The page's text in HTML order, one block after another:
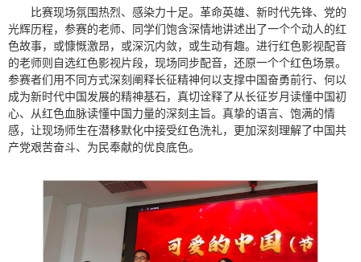
比赛现场氛围热烈、感染力十足。革命英雄、新时代先锋、党的
光辉历程，参赛的老师、同学们饱含深情地讲述出了一个个动人的红
色故事，或慷慨激昂，或深沉内敛，或生动有趣。进行红色影视配音
的老师则自选红色影视片段，现场同步配音，还原一个个红色场景。
参赛者们用不同方式深刻阐释长征精神何以支撑中国奋勇前行、何以
成为新时代中国发展的精神基石，真切诠释了从长征岁月读懂中国初
心、从红色血脉读懂中国力量的深刻主旨。真挚的语言、饱满的情
感，让现场师生在潜移默化中接受红色洗礼，更加深刻理解了中国共
产党艰苦奋斗、为民奉献的优良底色。